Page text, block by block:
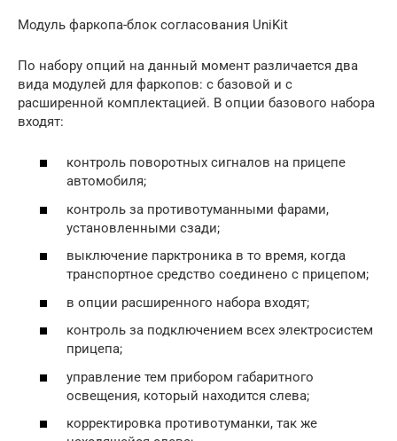
Модуль фаркопа-блок согласования UniKit
По набору опций на данный момент различается два
вида модулей для фаркопов: с базовой и с
расширенной комплектацией. В опции базового набора
входят:
контроль поворотных сигналов на прицепе
автомобиля;
контроль за противотуманными фарами,
установленными сзади;
выключение парктроника в то время, когда
транспортное средство соединено с прицепом;
в опции расширенного набора входят;
контроль за подключением всех электросистем
прицепа;
управление тем прибором габаритного
освещения, который находится слева;
корректировка противотуманки, так же